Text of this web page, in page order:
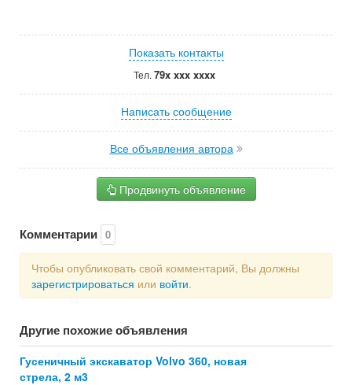
Показать контакты
Тел. 79x xxx xxxx
Написать сообщение
Все объявления автора
Продвинуть объявление
Комментарии 0
Чтобы опубликовать свой комментарий, Вы должны
зарегистрироваться или войти.
Другие похожие объявления
Гусеничный экскаватор Volvo 360, новая
стрела, 2 м3